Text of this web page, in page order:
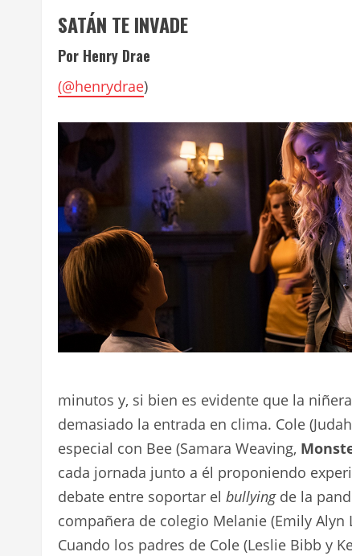
SATÁN TE INVADE
Por Henry Drae
(@henrydrae)
minutos y, si bien es evidente que la
demasiado la entrada en clima. Cole
especial con Bee (Samara Weaving,
cada jornada junto a él proponiendo
debate entre soportar el bullyingde la
compañera de colegio Melanie (Emily
Cuando los padres de Cole (Leslie Bibb y